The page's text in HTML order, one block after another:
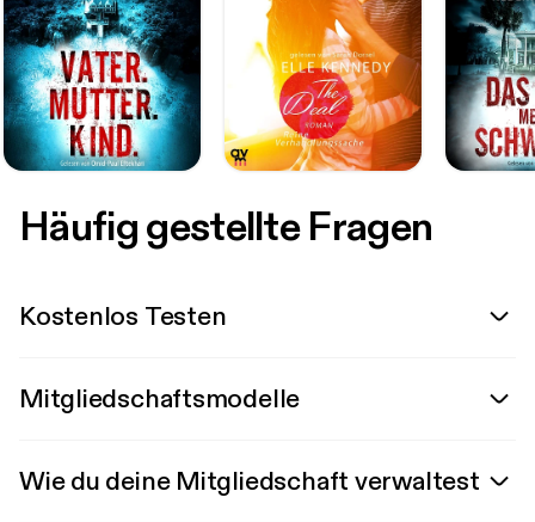
Häufig gestellte Fragen
Kostenlos Testen
Mitgliedschaftsmodelle
Wie du deine Mitgliedschaft verwaltest